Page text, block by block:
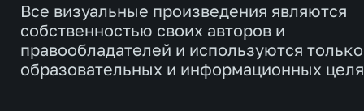
Все визуальные произведения являются
собственностью своих авторов и
правообладателей и используются
образовательных и информационных